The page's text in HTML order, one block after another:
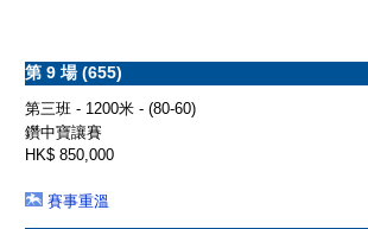
第 9 場 (655)
第三班 - 1200米 - (80-60)
鑽中寶讓賽
HK$ 850,000
賽事重溫